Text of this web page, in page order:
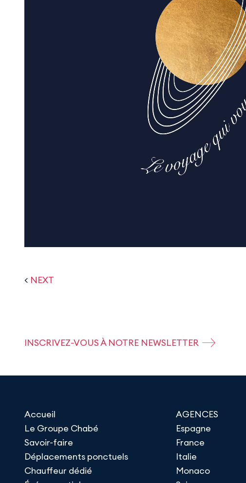
< NEXT
INSCRIVEZ-VOUS À NOTRE NEWSLETTER
Accueil
Le Groupe Chabé
Savoir-faire
Déplacements ponctuels
Chauffeur dédié
AGENCES
Espagne
France
Italie
Monaco